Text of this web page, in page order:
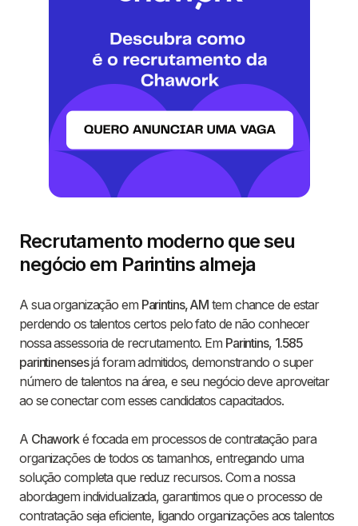
Recrutamento moderno que seu
negócio em Parintins almeja
A sua organização em Parintins, AM tem chance de estar
perdendo os talentos certos pelo fato de não conhecer
nossa assessoria de recrutamento. Em Parintins, 1.585
parintinensesjá foram admitidos, demonstrando o super
número de talentos na área, e seu negócio deve aproveitar
ao se conectar com esses candidatos capacitados.
A Chaworké focada em processos de contratação para
organizações de todos os tamanhos, entregando uma
solução completa que reduz recursos. Com a nossa
abordagem individualizada, garantimos que o processo de
contratação seja eficiente, ligando organizações aos talentos